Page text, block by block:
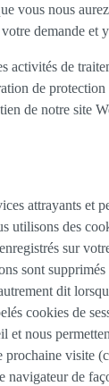
vous nous
demande et
activités de
de
de notre site
attrayants et
utilisons des
sur
sont
dit
cookies de
et nous
visite
navigateur de